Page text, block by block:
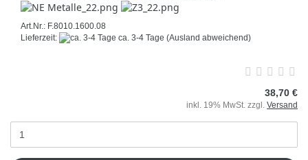
Art.Nr.: F.8010.1600.08
Lieferzeit:
ca. 3-4 Tage (Ausland abweichend)
38,70 €
inkl. 19% MwSt. zzgl. Versand